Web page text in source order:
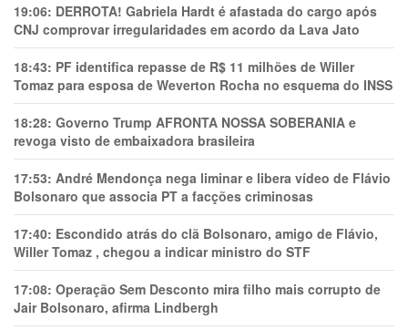
19:06: DERROTA! Gabriela Hardt é afastada do cargo após
CNJ comprovar irregularidades em acordo da Lava Jato
18:43: PF identifica repasse de R$ 11 milhões de Willer
Tomaz para esposa de Weverton Rocha no esquema do INSS
18:28: Governo Trump AFRONTA NOSSA SOBERANIA e
revoga visto de embaixadora brasileira
17:53: André Mendonça nega liminar e libera vídeo de Flávio
Bolsonaro que associa PT a facções criminosas
17:40: Escondido atrás do clã Bolsonaro, amigo de Flávio,
Willer Tomaz , chegou a indicar ministro do STF
17:08: Operação Sem Desconto mira filho mais corrupto de
Jair Bolsonaro, afirma Lindbergh